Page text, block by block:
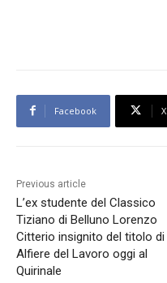
Facebook X
Previous article
L’ex studente del Classico
Tiziano di Belluno Lorenzo
Citterio insignito del titolo di
Alfiere del Lavoro oggi al
Quirinale